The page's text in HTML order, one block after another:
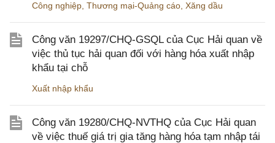
Công nghiệp Thương mại-Quảng cáo Xăng dầu
Công văn 19297/CHQ-GSQL của Cục Hải quan về
việc thủ tục hải quan đối với hàng hóa xuất nhập
khẩu tại chỗ
Xuất nhập khẩu
Công văn 19280/CHQ-NVTHQ của Cục Hải quan
về việc thuế giá trị gia tăng hàng hóa tạm nhập tái